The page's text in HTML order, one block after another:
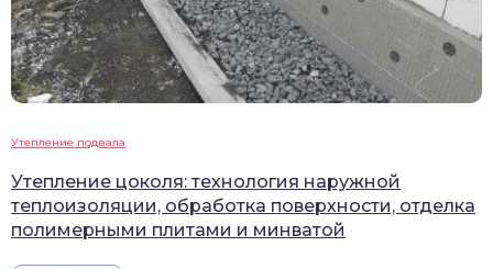
Утепление подвала
Утепление цоколя: технология наружной
теплоизоляции, обработка поверхности, отделка
полимерными плитами и минватой